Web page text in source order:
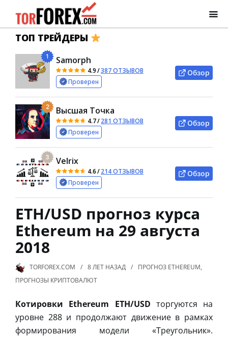
ТОП ТРЕЙДЕРЫ
1 Samorph
4.9/387 ОТЗЫВОВ
Проверен
Обзор
2 Высшая Точка
4.7/281 ОТЗЫВОВ
Проверен
Обзор
3 Velrix
4.6/214 ОТЗЫВОВ
Проверен
Обзор
ETH/USD прогноз курса
Ethereum на 29 августа
2018
TORFOREX.COM 8 ЛЕТ НАЗАД ПРОГНОЗ ETHEREUM,
ПРОГНОЗЫ КРИПТОВАЛЮТ
Котировки Ethereum ETH/USD торгуются на
уровне 288 и продолжают движение в рамках
формирования модели «Треугольник».